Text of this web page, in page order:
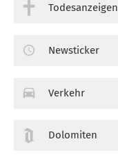
Todesanzeigen
Newsticker
Verkehr
Dolomiten